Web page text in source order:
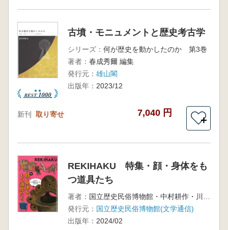
古墳・モニュメントと歴史考古学
シリーズ： 何が歴史を動かしたのか 第3巻
著者： 春成秀爾 編集
発行元： 雄山閣
出版年： 2023/12
新刊 取り寄せ 7,040 円
＋
REKIHAKU 特集・顔・身体をも
つ道具たち
著者：
発行元： 国立歴史民俗博物館(文学通信)
出版年： 2024/02